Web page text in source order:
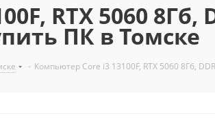
RTX 5060 8Гб,
ПК в Томске
- Компьютер Core i3 13100F, RTX 5060 8Гб,